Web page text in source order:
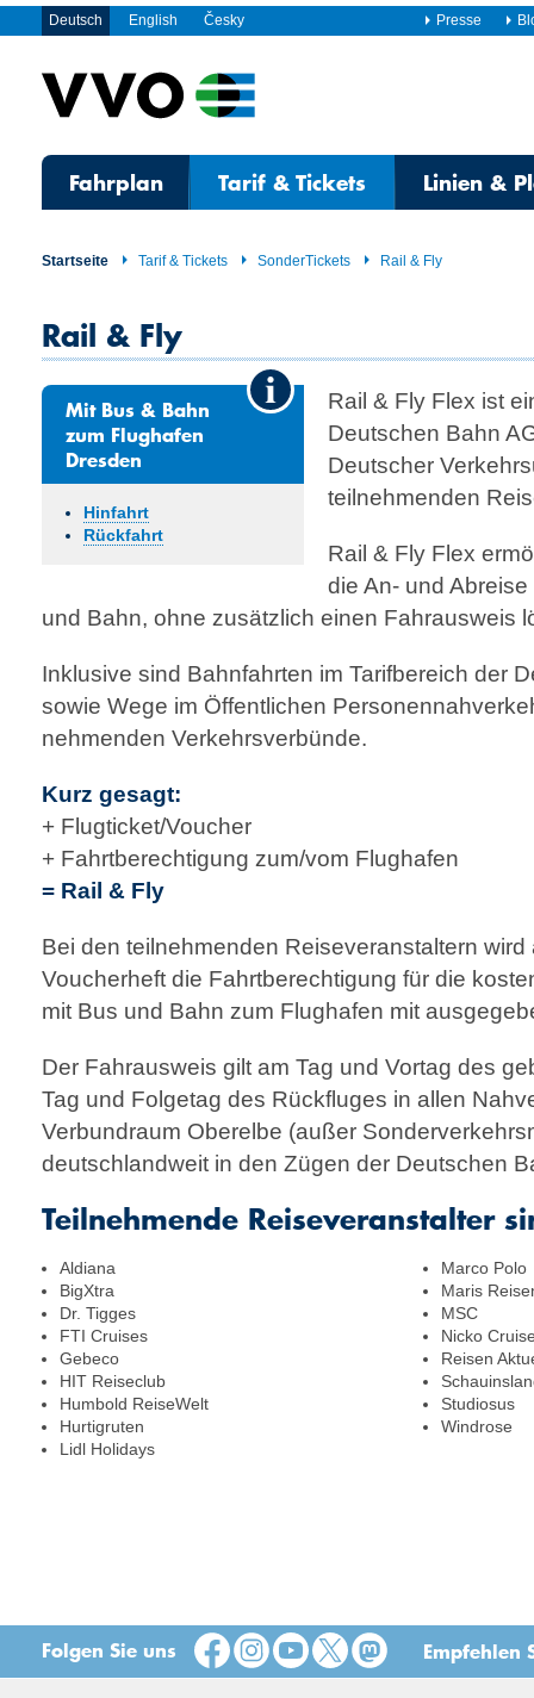
Deutsch English Česky Presse
Fahrplan Tarif & Tickets Linien &
Startseite Tarif & Tickets SonderTickets Rail & Fly
Rail & Fly
Mit Bus & Bahn
zum Flughafen
Dresden
Hinfahrt
Rückfahrt
Rail & Fly Flex ist
Deutschen Bahn
Deutscher
teilnehmenden
Rail & Fly Flex
die An- und
und Bahn, ohne zusätzlich einen Fahrausweis
Inklusive sind Bahn­fahr­ten im Tarifbereich der
sowie Wege im Öffentlichen
nehm­enden Verkehrsverbünde.
Kurz gesagt:
+ Flugticket/Voucher
+ Fahrtberechtigung zum/vom Flughafen
= Rail & Fly
Bei den teilnehmenden Reiseveranstaltern
Voucherheft die Fahrtberechtigung für die
mit Bus und Bahn zum Flughafen mit
Der Fahrausweis gilt am Tag und Vortag des
Tag und Folgetag des Rückfluges in allen
Verbundraum Oberelbe (außer
deutschlandweit in den Zügen der Deutschen
Teilnehmende Reiseveranstalter
Aldiana
BigXtra
Dr. Tigges
FTI Cruises
Gebeco
HIT Reiseclub
Humbold ReiseWelt
Hurtigruten
Lidl Holidays
Marco Polo
Maris
MSC
Nicko
Reisen
Studiosus
Windrose
Folgen Sie uns Empfehlen